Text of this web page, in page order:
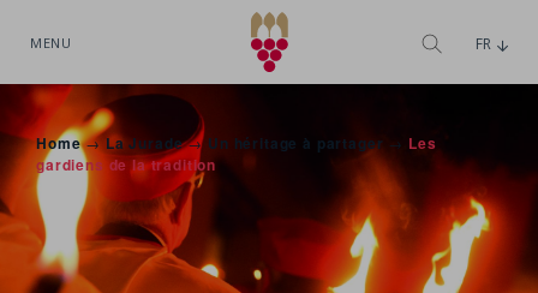
MENU FR
Home→La Jurade→ Un héritage à partager → Les
gardiens de la tradition